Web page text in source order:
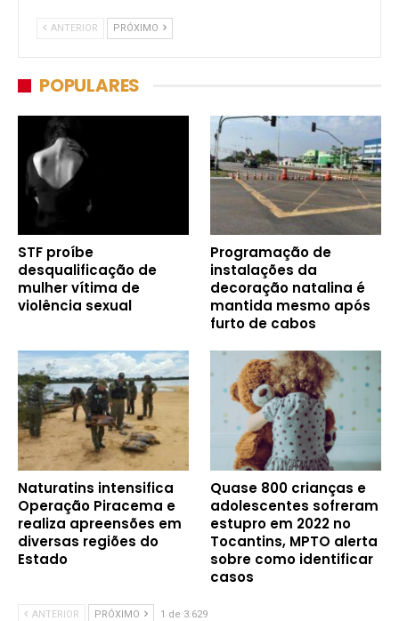
ANTERIOR PRÓXIMO
POPULARES
STF proíbe
desqualificação de
mulher vítima de
violência sexual
Programação de
instalações da
decoração natalina é
mantida mesmo após
furto de cabos
Naturatins intensifica
Operação Piracema e
realiza apreensões em
diversas regiões do
Estado
Quase 800 crianças e
adolescentes sofreram
estupro em 2022 no
Tocantins, MPTO alerta
sobre como identificar
casos
ANTERIOR PRÓXIMO 1 de 3.629